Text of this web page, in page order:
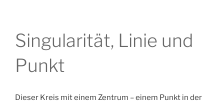
Singularität, Linie und
Punkt
Dieser Kreis mit einem Zentrum – einem Punkt in der